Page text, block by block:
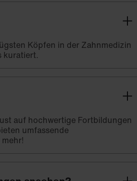
Köpfen in der Zahnmedizin
kuratiert.
auf hochwertige Fortbildungen
umfassende